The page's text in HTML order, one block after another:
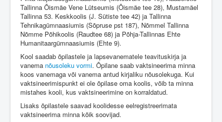
Tallinna Õismäe Vene Lütseumis (Õismäe tee 28), Mustamäel
Tallinna 53. Keskkoolis (J. Sütiste tee 42) ja Tallinna
Tehnikagümnaasiumis (Sõpruse pst 187), Nõmmel Tallinna
Nõmme Põhikoolis (Raudtee 68) ja Põhja-Tallinnas Ehte
Humanitaargümnaasiumis (Ehte 9).
Kool saadab õpilastele ja lapsevanematele teavituskirja ja
vanema nõusoleku vormi. Õpilane saab vaktsineerima minna
koos vanemaga või vanema antud kirjaliku nõusolekuga. Kui
vaktsineerimispunkt ei ole õpilase oma koolis, võib ta minna
mistahes kooli, kus vaktsineerimine on korraldatud.
Lisaks õpilastele saavad koolidesse eelregistreerimata
vaktsineerima minna kõik soovijad.